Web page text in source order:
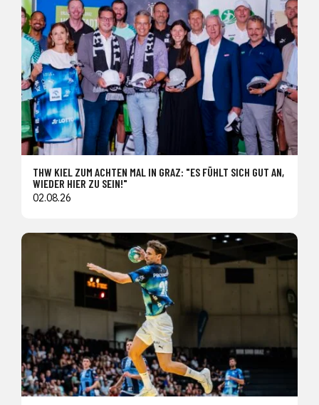
THW KIEL ZUM ACHTEN MAL IN GRAZ: "ES FÜHLT SICH GUT AN,
WIEDER HIER ZU SEIN!"
02.08.26